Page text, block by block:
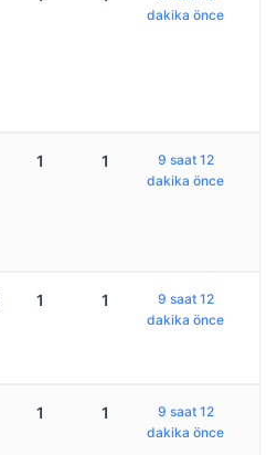
dakika önce
1 1
9 saat 12
dakika önce
1 1
9 saat 12
dakika önce
1 1
9 saat 12
dakika önce